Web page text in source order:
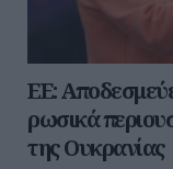
ΕΕ:
ρωσικά
της Ουκρανίας